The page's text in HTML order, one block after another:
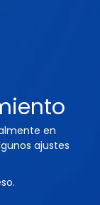
en
ajustes